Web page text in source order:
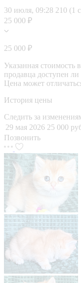
30 июля, 09:28 210 (1
25 000 ₽
25 000 ₽
Указанная
продавца доступен
Цена может
История цены
Следить за
29 мая 2026 25 000
Позвонить